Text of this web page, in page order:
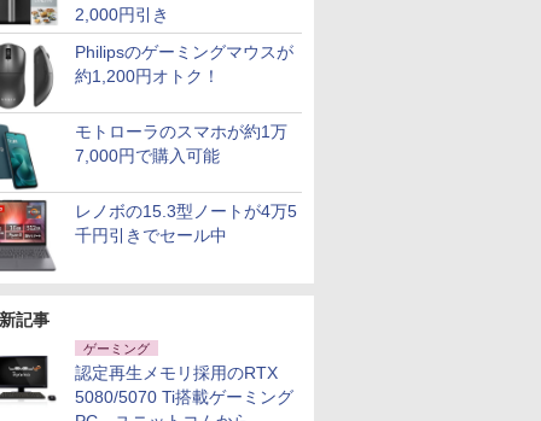
2,000円引き
Philipsのゲーミングマウスが
約1,200円オトク！
モトローラのスマホが約1万
7,000円で購入可能
レノボの15.3型ノートが4万5
千円引きでセール中
記事
ゲーミング
認定再生メモリ採用のRTX
5080/5070 Ti搭載ゲーミング